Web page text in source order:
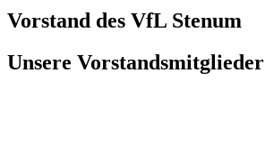
Vorstand des VfL Stenum
Unsere Vorstandsmitglieder